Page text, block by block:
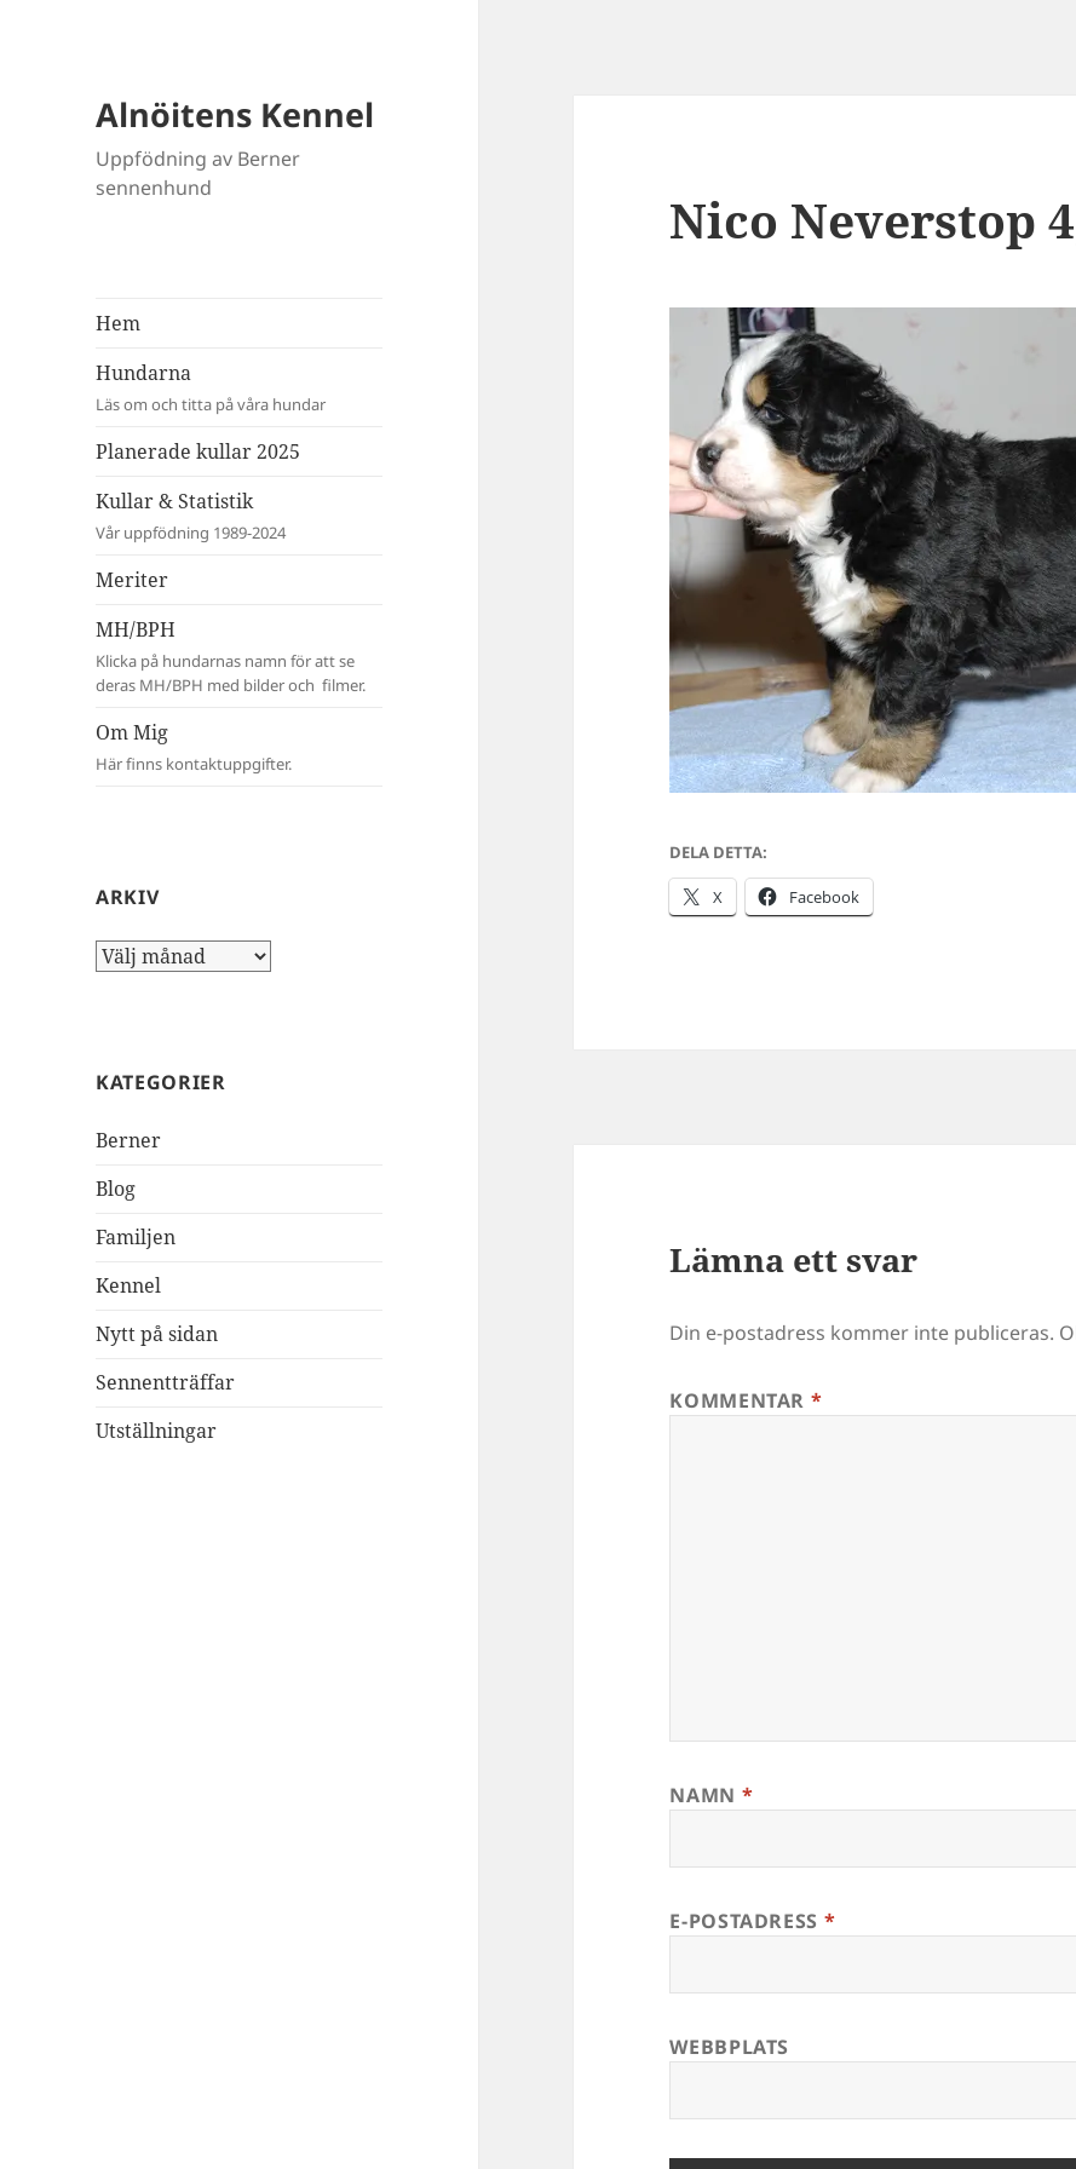
Alnöitens Kennel
Uppfödning av Berner
sennenhund
Hem
Hundarna
Läs om och titta på våra hundar
Planerade kullar 2025
Kullar & Statistik
Vår uppfödning 1989-2024
Meriter
MH/BPH
Klicka på hundarnas namn för att se
deras MH/BPH med bilder och filmer.
Om Mig
Här finns kontaktuppgifter.
ARKIV
Arkiv
KATEGORIER
Berner
Blog
Familjen
Kennel
Nytt på sidan
Sennentträffar
Utställningar
Nico Neverstop
DELA DETTA:
X Facebook
Lämna ett svar
Din e-postadress kommer inte publiceras.
KOMMENTAR *
NAMN *
E-POSTADRESS *
WEBBPLATS